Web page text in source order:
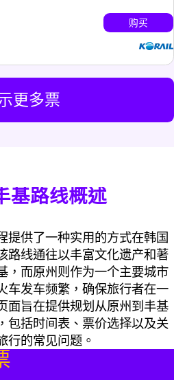
购买
更多票
基路线概述
提供了一种实用的方式在韩国
路线通往以丰富文化遗产和著
，而原州则作为一个主要城市
车发车频繁，确保旅行者在一
面旨在提供规划从原州到丰基
包括时间表、票价选择以及关
行的常见问题。